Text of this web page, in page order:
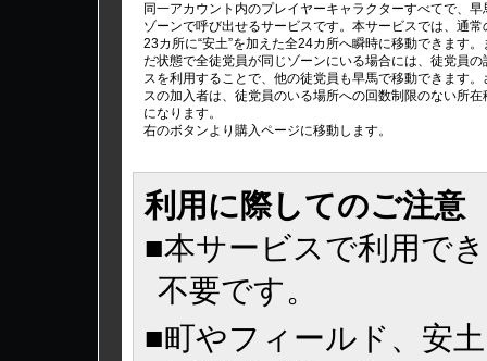
同一アカウント内のプレイヤーキャラクターすべてで、
ゾーンで呼び出せるサービスです。本サービスでは、通
23カ所に“安土”を加えた全24カ所へ瞬時に移動できます
だ状態で全徒党員が同じゾーンにいる場合には、徒党員の
スを利用することで、他の徒党員も早馬で移動できます
スの加入者は、徒党員のいる場所への回数制限のない所
になります。
右のボタンより購入ページに移動します。
利用に際してのご注意
■本サービスで利用で
不要です。
■町やフィールド、安